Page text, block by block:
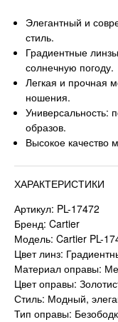
Элегантный и
стиль.
Градиентные
солнечную погоду.
Легкая и прочная
ношения.
Универсальность:
образов.
Высокое качество
ХАРАКТЕРИСТИКИ
Артикул: PL-17472
Бренд: Cartier
Модель: Cartier PL-
Цвет линз:
Материал оправы:
Цвет оправы:
Стиль: Модный,
Тип оправы: